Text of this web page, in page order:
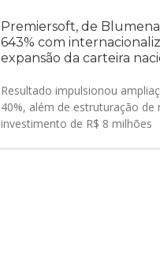
Premiersoft, de
643% com
expansão da carteira
Resultado impulsionou
40%, além de estruturação de
investimento de R$ 8 milhões